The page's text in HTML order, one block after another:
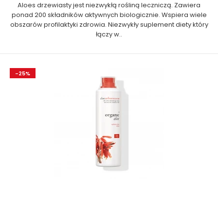
Aloes drzewiasty jest niezwykłą rośliną leczniczą. Zawiera
ponad 200 składników aktywnych biologicznie. Wspiera wiele
obszarów profilaktyki zdrowia. Niezwykły suplement diety który
łączy w..
-25%